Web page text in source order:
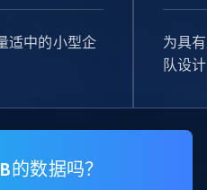
适中的小型企
为具
队设计
的数据吗？